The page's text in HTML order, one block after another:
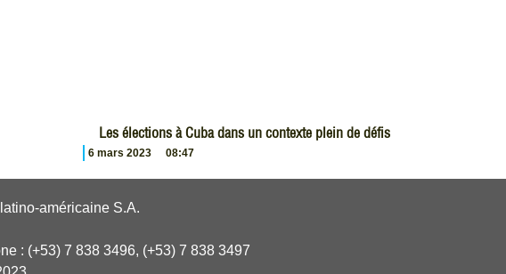
Les élections à Cuba dans un contexte plein de défis
6 mars 2023 08:47
américaine S.A.
: (+53) 7 838 3496, (+53) 7 838 3497